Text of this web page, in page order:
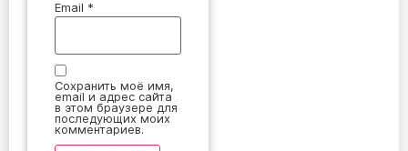
Email *
Сохранить моё имя,
email и адрес сайта
в этом браузере для
последующих моих
комментариев.